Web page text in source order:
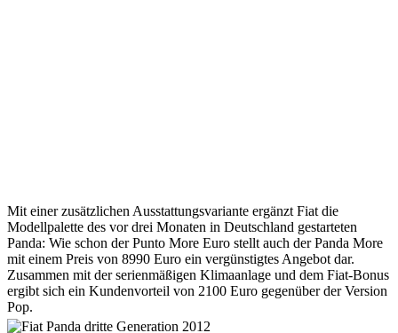
Mit einer zusätzlichen Ausstattungsvariante ergänzt Fiat die
Modellpalette des vor drei Monaten in Deutschland gestarteten
Panda: Wie schon der Punto More Euro stellt auch der Panda More
mit einem Preis von 8990 Euro ein vergünstigtes Angebot dar.
Zusammen mit der serienmäßigen Klimaanlage und dem Fiat-Bonus
ergibt sich ein Kundenvorteil von 2100 Euro gegenüber der Version
Pop.